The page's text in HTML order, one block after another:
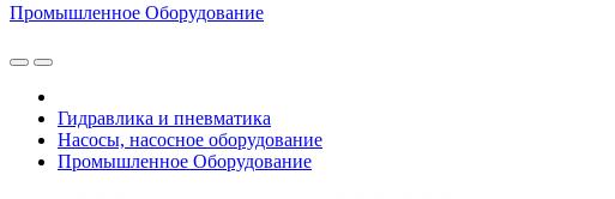
Промышленное Оборудование
Гидравлика и пневматика
Насосы, насосное оборудование
Промышленное Оборудование